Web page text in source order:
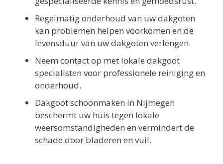
Regelmatig onderhoud van uw dakgoten
kan problemen helpen voorkomen en de
levensduur van uw dakgoten verlengen.
Neem contact op met lokale dakgoot
specialisten voor professionele reiniging en
onderhoud.
Dakgoot schoonmaken in Nijmegen
beschermt uw huis tegen lokale
weersomstandigheden en vermindert de
schade door bladeren en vuil.